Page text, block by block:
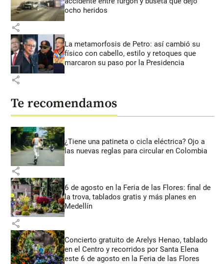
ocho heridos
share
La metamorfosis de Petro: así cambió su
físico con cabello, estilo y retoques que
marcaron su paso por la Presidencia
share
Te recomendamos
¿Tiene una patineta o cicla eléctrica? Ojo a
las nuevas reglas para circular en Colombia
share
6 de agosto en la Feria de las Flores: final de
la trova, tablados gratis y más planes en
Medellín
share
Concierto gratuito de Arelys Henao, tablado
en el Centro y recorridos por Santa Elena
este 6 de agosto en la Feria de las Flores